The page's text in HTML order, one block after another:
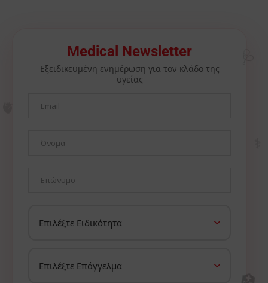
Medical Newsletter
Εξειδικευμένη ενημέρωση για τον κλάδο της
υγείας